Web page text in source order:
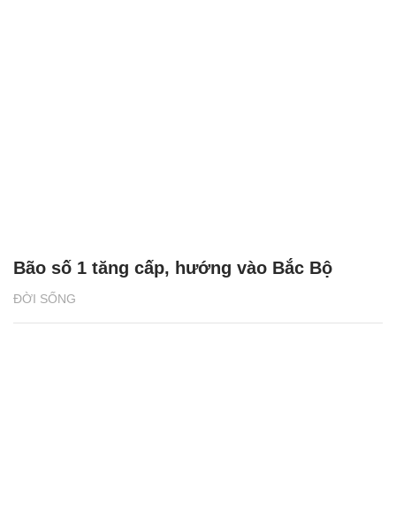
ĐỜI SỐNG
Bão số 1 tăng cấp, hướng vào Bắc Bộ